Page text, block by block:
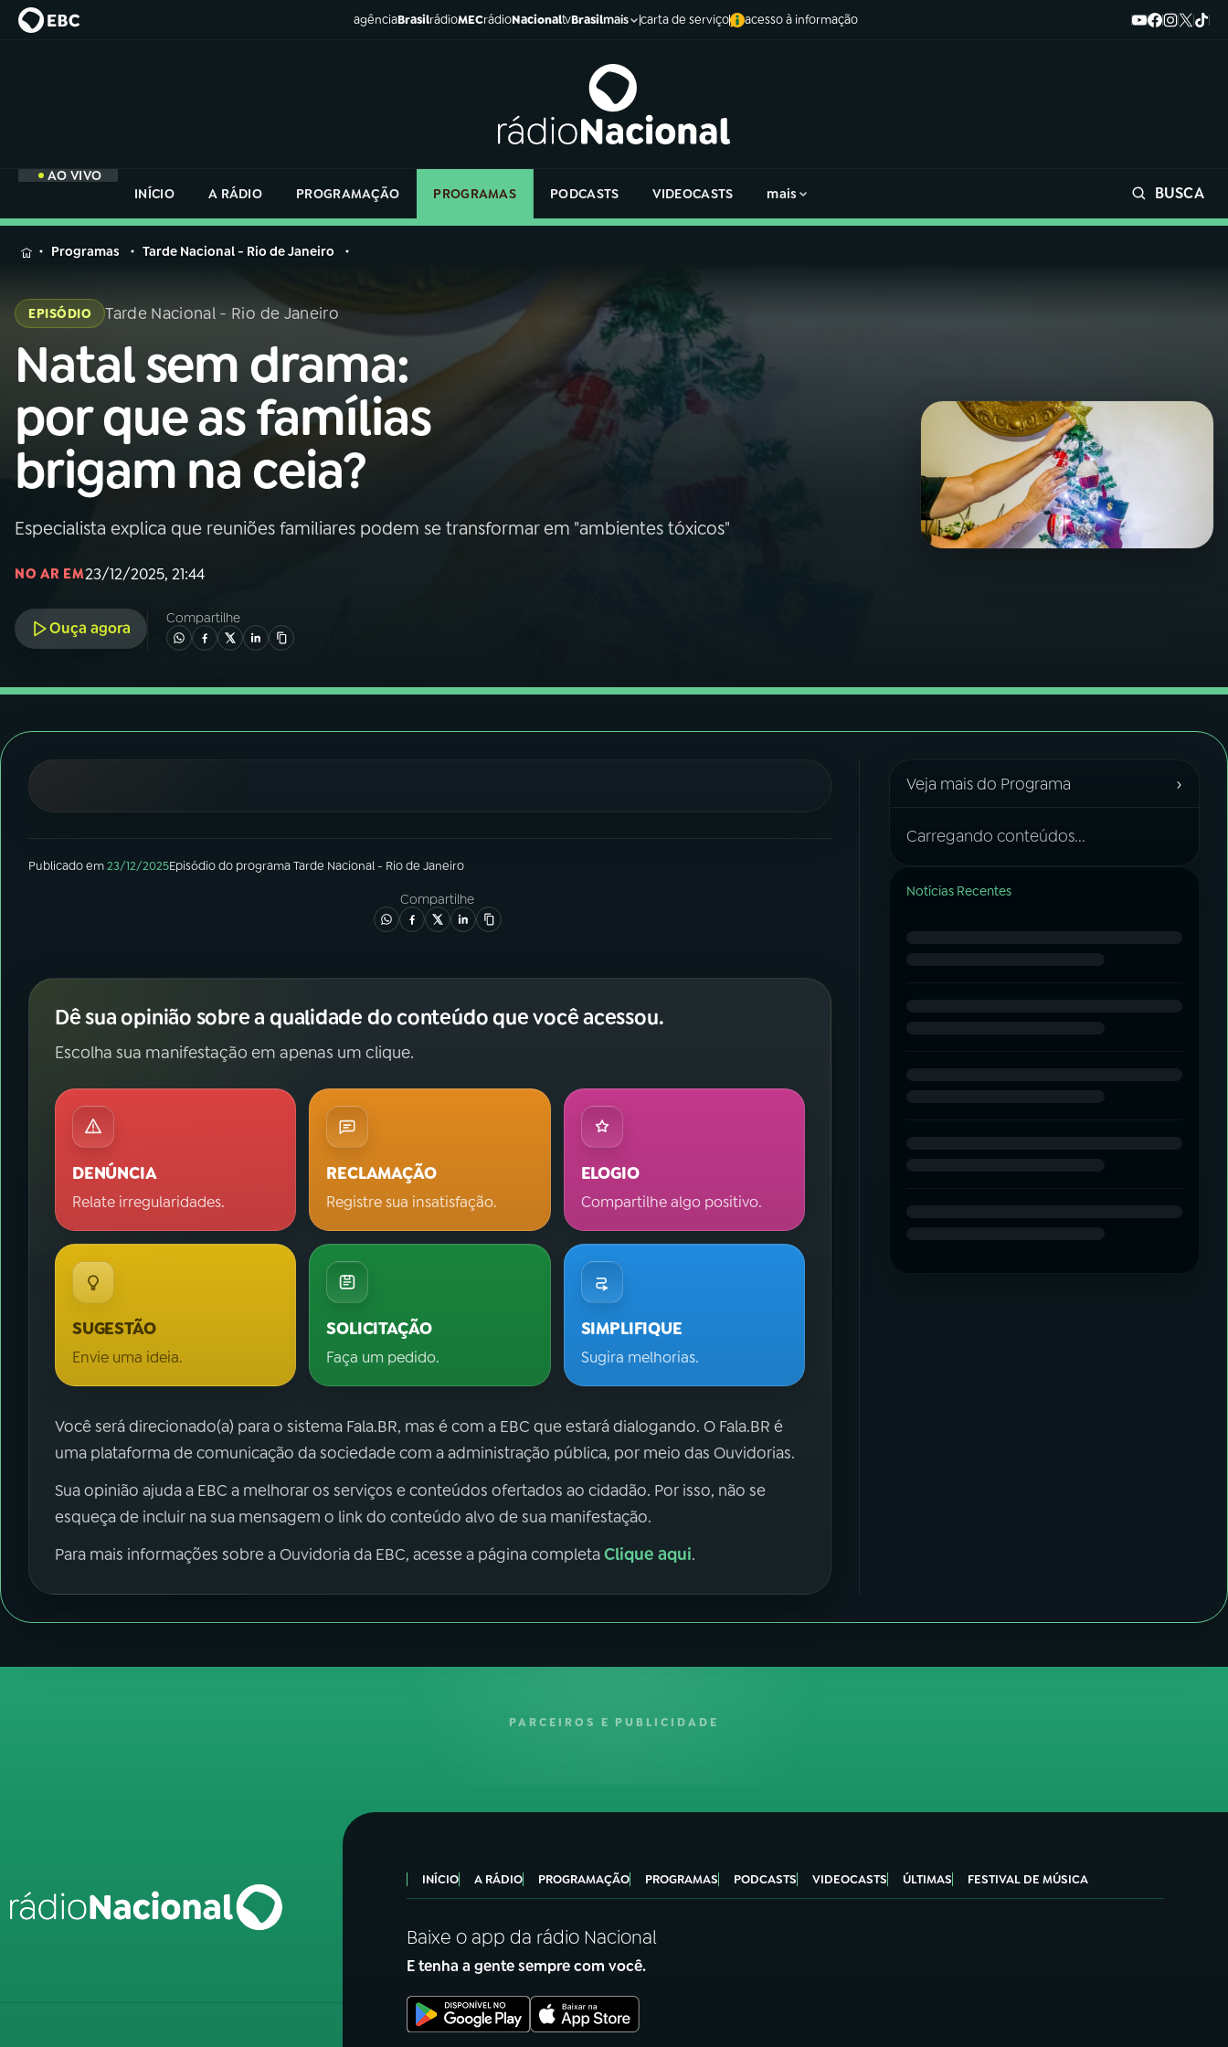
agênciaBrasilrádioMECrádioNacionaltvBrasilmais carta de serviço acesso à informação
AO VIVO
INÍCIO
A RÁDIO PROGRAMAÇÃO PROGRAMAS PODCASTS VIDEOCASTS mais BUSCA
MENU
Buscar
na
Rádio
Nacional
01INÍCIO
02 A RÁDIO
03PROGRAMAÇÃO
PROGRAMAS
06VIDEOCASTS
YouTube Facebook
Instagram X
na
Rádio
Programas Tarde Nacional - Rio de Janeiro
EPISÓDIO Tarde Nacional - Rio de Janeiro
Natal sem drama:
por que as famílias
brigam na ceia?
Especialista explica que reuniões familiares podem se transformar em "ambientes tóxicos"
NO AR EM23/12/2025, 21:44
Ouça agora
Compartilhe
Publicado em23/12/2025Episódiodo programaTarde Nacional - Rio de Janeiro
Compartilhe
Dê sua opinião sobre a qualidade do conteúdo que você acessou.
Escolha sua manifestação em apenas um clique.
DENÚNCIA
Relate irregularidades.
RECLAMAÇÃO
Registre sua insatisfação.
ELOGIO
Compartilhe algo positivo.
SUGESTÃO
Envie uma ideia.
SOLICITAÇÃO
Faça um pedido.
SIMPLIFIQUE
Sugira melhorias.
Você será direcionado(a) para o sistema Fala.BR, mas é com a EBC que estará dialogando. O Fala.BR é
uma plataforma de comunicação da sociedade com a administração pública, por meio das Ouvidorias.
Sua opinião ajuda a EBC a melhorar os serviços e conteúdos ofertados ao cidadão. Por isso, não se
esqueça de incluir na sua mensagem o link do conteúdo alvo de sua manifestação.
Para mais informações sobre a Ouvidoria da EBC, acesse a página completaClique aqui.
Veja mais do Programa ›
Carregando conteúdos...
Notícias Recentes
PARCEIROS E PUBLICIDADE
INÍCIO A RÁDIO PROGRAMAÇÃO PROGRAMAS PODCASTS VIDEOCASTS ÚLTIMAS FESTIVAL DE MÚSICA
Baixe o app da rádio Nacional
E tenha a gente sempre com você.